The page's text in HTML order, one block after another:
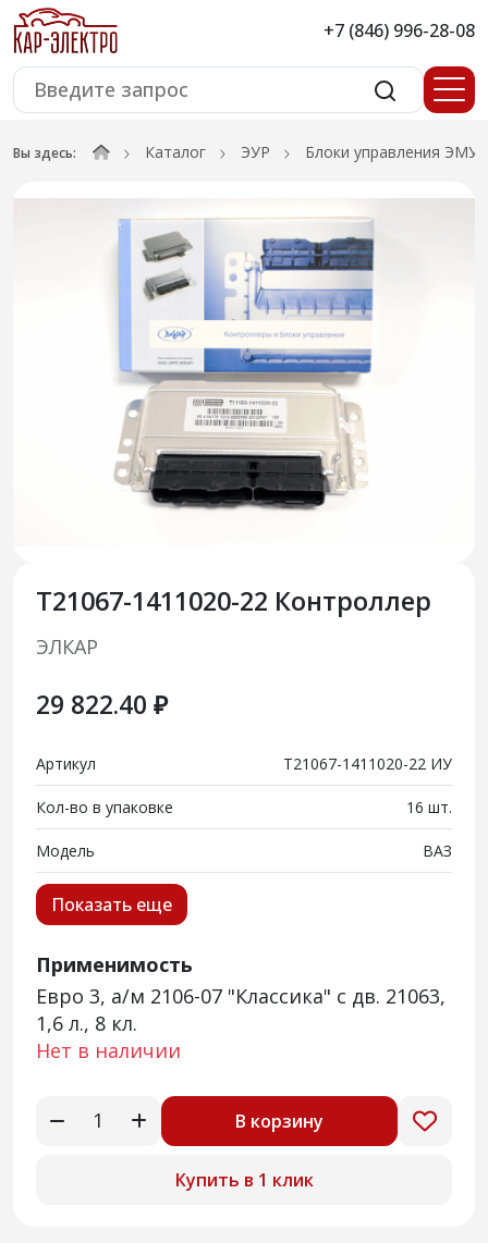
+7 (846) 996-28-08
Вы здесь: Каталог ЭУР Блоки управления ЭМУР
T21067-1411020-22 Контроллер
ЭЛКАР
29 822.40 ₽
Артикул Т21067-1411020-22 ИУ
Кол-во в упаковке 16 шт.
Модель ВАЗ
Показать еще
Применимость
Евро 3, а/м 2106-07 "Классика" с дв. 21063,
1,6 л., 8 кл.
Нет в наличии
В корзину
Купить в 1 клик